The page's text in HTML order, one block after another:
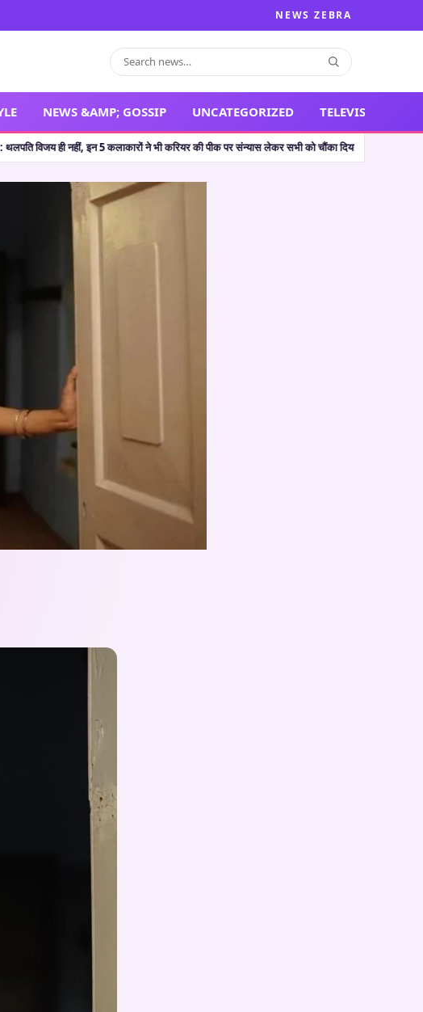
NEWS ZEBRA
NEWS &AMP; GOSSIP UNCATEGORIZED TELEVISION
की पीक पर संन्यास लेकर सभी को चौंका दिया•🔥 The Odyssey: क्रिस्टोफर नोलन की ‘द ओडिसी’ ने